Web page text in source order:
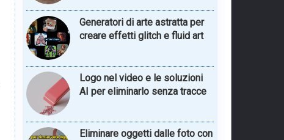
Generatori di arte astratta per
creare effetti glitch e fluid art
Logo nel video e le soluzioni
AI per eliminarlo senza tracce
Eliminare oggetti dalle foto con